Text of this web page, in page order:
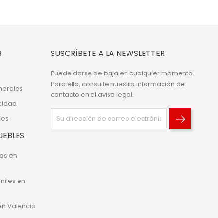
en
en
Valencia
SUSCRÍBETE A LA NEWSLETTER
Puede darse de baja en cualquier momento.
Para ello, consulte nuestra información de
contacto en el aviso legal.